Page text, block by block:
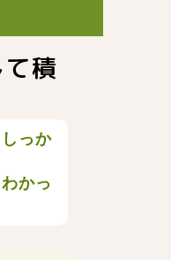
積
っか
かっ